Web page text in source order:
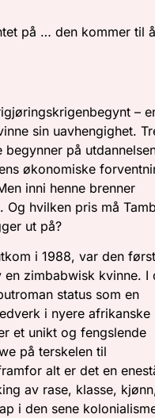
på … den kommer til
–
sin uavhengighet.
på
økonomiske
inni henne brenner
Og hvilken pris må
ut på?
i 1988, var den
zimbabwisk kvinne. I
status som en
i nyere afrikanske
et unikt og fengslende
på terskelen til
alt er det en
av rase, klasse,
i den sene